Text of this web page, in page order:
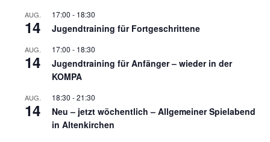
AUG.
14
17:00 - 18:30
Jugendtraining für Fortgeschrittene
AUG.
14
17:00 - 18:30
Jugendtraining für Anfänger – wieder in der
KOMPA
AUG.
14
18:30 -21:30
Neu – jetzt wöchentlich – Allgemeiner Spielabend
in Altenkirchen